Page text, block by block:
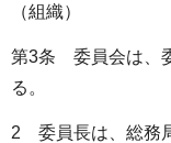
（組織）
第3条 委員会は、
る。
2 委員長は、総務